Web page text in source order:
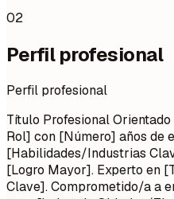
02
Perfil profesional
Perfil profesional
Título Profesional
Rol] con [Número] años de
[Habilidades/Industrias
[Logro Mayor]. Experto en
Clave]. Comprometido/a a